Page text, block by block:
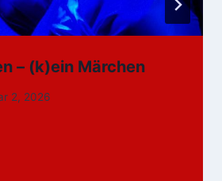
– (k)ein Märchen
2, 2026